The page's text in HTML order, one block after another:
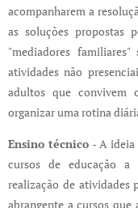
acompanharem a
as soluções propostas
"mediadores
atividades não
adultos que convivem
organizar uma rotina
Ensino técnico - A ideia
cursos de educação
realização de atividades
abrangente a cursos